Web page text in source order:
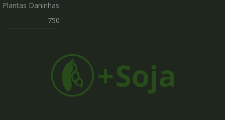
Plantas Daninhas
750